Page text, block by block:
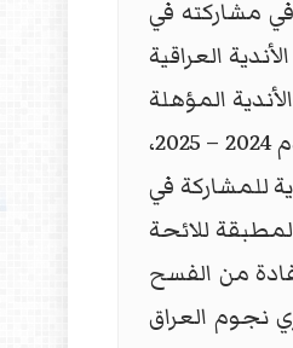
في مشاركته في
العراقية
المؤهلة
للمنافسة ضمن دوري نجوم العراق لا يتجاوز 14 نادياً من خلال تشديد فرصة تراخيص الأندية وهذا العدد سيكون كافياً للعام القادم 2024 – 2025،
للمشاركة في
للائحة
من الفسح
نجوم العراق